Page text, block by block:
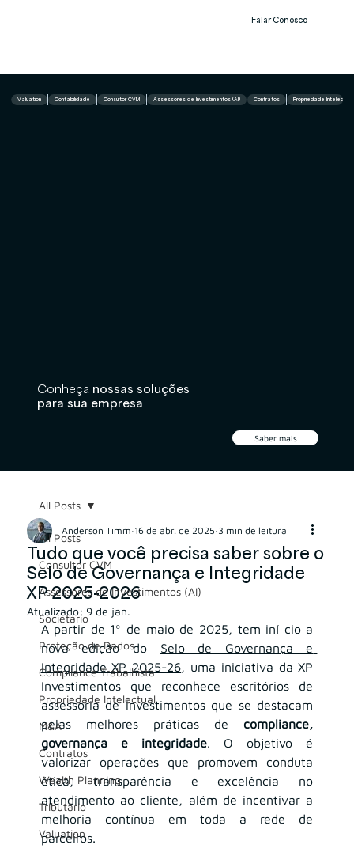
Falar Conosco
Conheça nossas soluções
para sua empresa
Saber mais
Valuation Contabilidade Consultor CVM Assessores de Investimentos (AI) Contratos Propriedade Intelectual
All Posts
Consultor CVM
Assessores de Investimentos (AI)
Societário
Proteção de Dados
Compliance Trabalhista
Propriedade Intelectual
M&A
Contratos
Wealth Planning
Tributário
Valuation
All Posts
Tudo que você precisa saber sobre o
Selo de Governança e Integridade
XP 2025-2026
Anderson Timm 16 de abr. de 2025 3 min de leitura
Atualizado: 9 de jan.
A partir de 1º de maio de 2025, tem iní cio a
nova edição do Selo de Governança e
Integridade XP 2025-26, uma iniciativa da XP
Investimentos que reconhece escritórios de
assessoria de investimentos que se destacam
pelas melhores práticas de compliance,
governança e integridade. O objetivo é
valorizar operações que promovem conduta
ética, transparência e excelência no
atendimento ao cliente, além de incentivar a
melhoria contínua em toda a rede de
parceiros.